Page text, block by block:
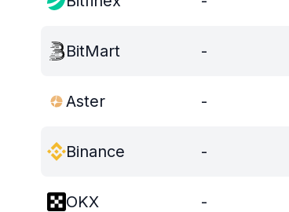
BitMart -
Aster -
Binance -
OKX -